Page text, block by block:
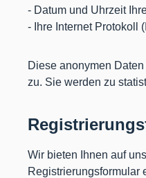
- Datum und Uhrzeit
- Ihre Internet Protokoll
Diese anonymen
zu. Sie werden zu
Wir bieten Ihnen auf
Registrierungsformular